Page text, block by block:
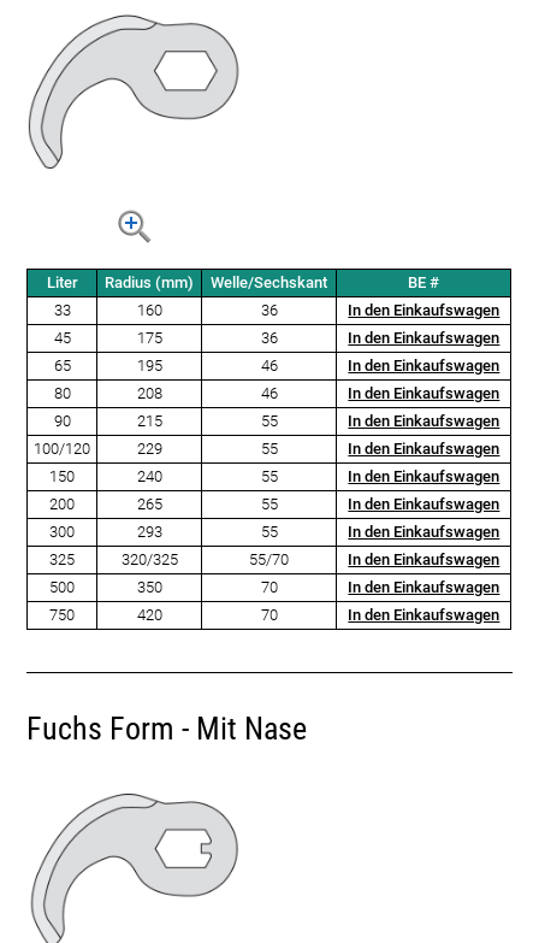
Liter Radius (mm) Welle/Sechskant
BE #
33
160 36
In den Einkaufswagen
45
175 36
In den Einkaufswagen
65
195 46
In den Einkaufswagen
80
208 46
In den Einkaufswagen
90
215 55
In den Einkaufswagen
100/120
229 55
In den Einkaufswagen
150
240 55
In den Einkaufswagen
200
265 55
In den Einkaufswagen
300
293 55
In den Einkaufswagen
325
320/325 55/70
In den Einkaufswagen
500
350 70
In den Einkaufswagen
750
420 70 In den Einkaufswagen
Fuchs Form - Mit Nase